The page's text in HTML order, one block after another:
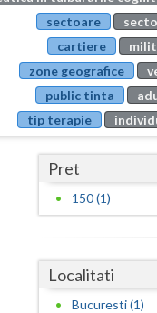
sectoare
cartiere
zone geografice
public tinta
tip terapie
Pret
150 (1)
Localitati
Bucuresti (1)